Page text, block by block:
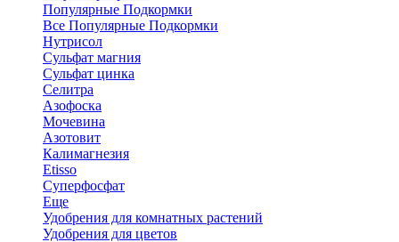
Популярные Подкормки
Все Популярные Подкормки
Нутрисол
Сульфат магния
Сульфат цинка
Селитра
Азофоска
Мочевина
Азотовит
Калимагнезия
Etisso
Суперфосфат
Еще
Удобрения для комнатных растений
Удобрения для цветов